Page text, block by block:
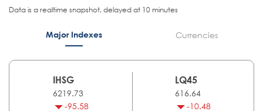
Data is a realtime snapshot, delayed at 10 minutes
Major Indexes Currencies
IHSG
6219.73
-95.58
LQ45
616.64
-10.48